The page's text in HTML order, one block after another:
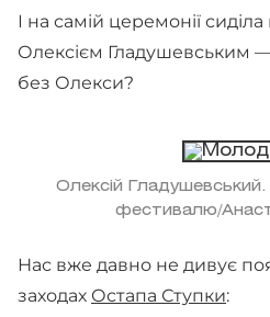
І на самій церемонії
Олексієм Гладушевським
без Олекси?
Олексій
фестивалю/
Нас вже давно не дивує
заходах Остапа Ступки: